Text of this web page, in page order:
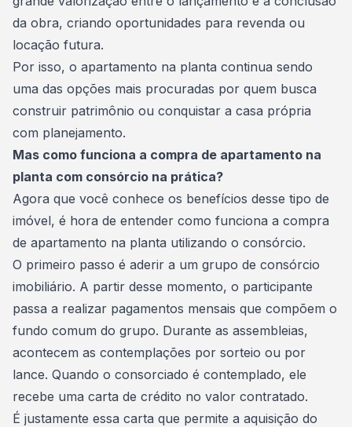
da obra, criando oportunidades para revenda ou
locação futura.
Por isso, o apartamento na planta continua sendo
uma das opções mais procuradas por quem busca
construir patrimônio ou conquistar a casa própria
com planejamento.
Mas como funciona a compra de apartamento na
planta com consórcio na prática?
Agora que você conhece os benefícios desse tipo de
imóvel, é hora de entender como funciona a compra
de apartamento na planta utilizando o consórcio.
O primeiro passo é aderir a um grupo de consórcio
imobiliário. A partir desse momento, o participante
passa a realizar pagamentos mensais que compõem o
fundo comum do grupo. Durante as assembleias,
acontecem as contemplações por sorteio ou por
lance. Quando o consorciado é contemplado, ele
recebe uma carta de crédito no valor contratado.
É justamente essa carta que permite a aquisição do